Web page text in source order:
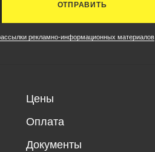
ОТПРАВИТЬ
рекламно-информационных материалов
Цены
Оплата
Документы